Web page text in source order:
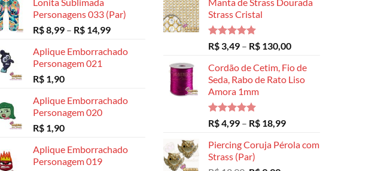
Personagens 033 (Par)
R$8,99 – R$ 14,99Faixa
preço:
Aplique Emborrachado
Personagem 021
R$ 1,90
Aplique Emborrachado
Personagem 020
R$ 1,90
Aplique Emborrachado
Personagem 019
Strass Cristal
Avaliação
5.00
de 5
R$3,49 – R$130,00Faixa
preço:
R$ 3,49
Cordão de Cetim, Fio de
Seda, Rabo de Rato Liso
Amora 1mm
Avaliação
5.00
de 5
R$4,99 – R$18,99Faixa
preço:
Piercing Coruja Pérola com
Strass (Par)